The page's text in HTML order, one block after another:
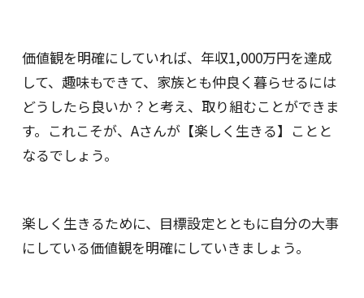
価値観を明確にしていれば、年収1,000万円を達成
して、趣味もできて、家族とも仲良く暮らせるには
どうしたら良いか？と考え、取り組むことができま
す。これこそが、Aさんが【楽しく生きる】ことと
なるでしょう。
楽しく生きるために、目標設定とともに自分の大事
にしている価値観を明確にしていきましょう。